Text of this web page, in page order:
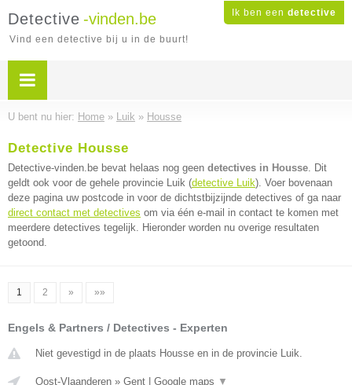
Ik ben een detective
Detective -vinden.be
Vind een detective bij u in de buurt!
U bent nu hier: Home » Luik » Housse
Detective Housse
Detective-vinden.be bevat helaas nog geen detectives in Housse. Dit
geldt ook voor de gehele provincie Luik (detective Luik). Voer bovenaan
deze pagina uw postcode in voor de dichtstbijzijnde detectives of ga naar
direct contact met detectives om via één e-mail in contact te komen met
meerdere detectives tegelijk. Hieronder worden nu overige resultaten
getoond.
1 2 » »»
Engels & Partners / Detectives - Experten
Niet gevestigd in de plaats Housse en in de provincie Luik.
Oost-Vlaanderen » Gent Google maps ▼